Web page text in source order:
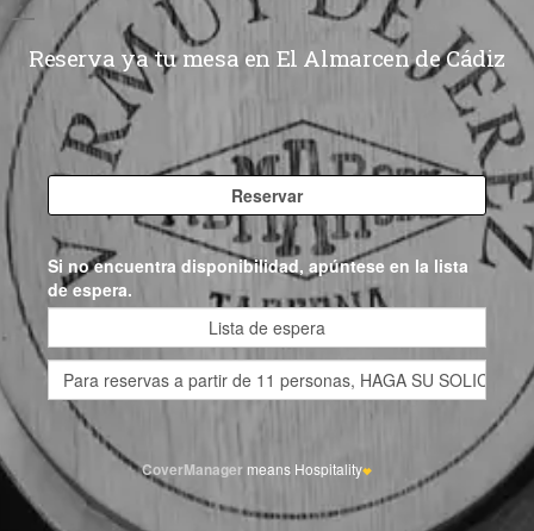
Reserva ya tu mesa en El Almarcen de Cádiz